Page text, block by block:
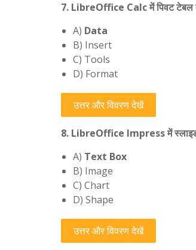
7. LibreOffice Calc में पिवट टेबल
A) Data
B) Insert
C) Tools
D) Format
उत्तर और विवरण देखें
8. LibreOffice Impress में स्लाइड
A) Text Box
B) Image
C) Chart
D) Shape
उत्तर और विवरण देखें